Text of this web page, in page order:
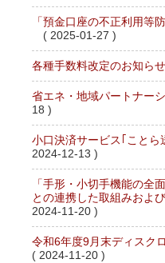
「預金口座の不正利用等
( 2025-01-27 )
各種手数料改定のお知らせ
省エネ・地域パートナー
18 )
小口決済サービス｢ことら
2024-12-13 )
「手形・小切手機能の全
との連携した取組みおよ
2024-11-20 )
令和6年度9月末ディスク
( 2024-11-20 )